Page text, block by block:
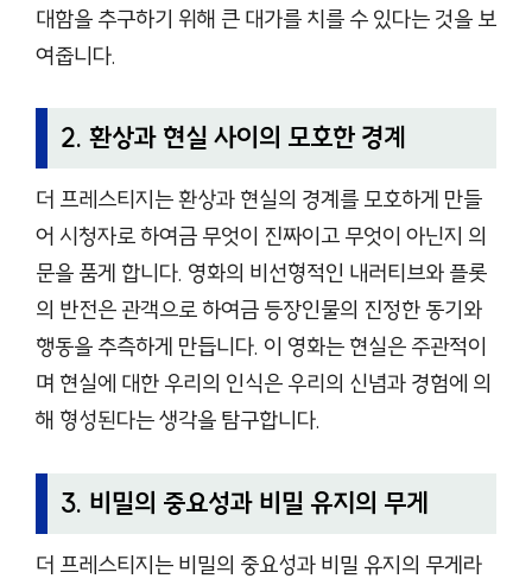
대함을 추구하기 위해 큰 대가를 치를 수 있다는 것을 보
여줍니다.
2. 환상과 현실 사이의 모호한 경계
더 프레스티지는 환상과 현실의 경계를 모호하게 만들
어 시청자로 하여금 무엇이 진짜이고 무엇이 아닌지 의
문을 품게 합니다. 영화의 비선형적인 내러티브와 플롯
의 반전은 관객으로 하여금 등장인물의 진정한 동기와
행동을 추측하게 만듭니다. 이 영화는 현실은 주관적이
며 현실에 대한 우리의 인식은 우리의 신념과 경험에 의
해 형성된다는 생각을 탐구합니다.
3. 비밀의 중요성과 비밀 유지의 무게
더 프레스티지는 비밀의 중요성과 비밀 유지의 무게라